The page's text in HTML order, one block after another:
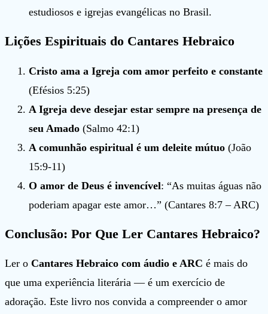
estudiosos e igrejas evangélicas no Brasil.
Lições Espirituais do Cantares Hebraico
Cristo ama a Igreja com amor perfeito e constante
(Efésios 5:25)
A Igreja deve desejar estar sempre na presença de
seu Amado (Salmo 42:1)
A comunhão espiritual é um deleite mútuo (João
15:9-11)
O amor de Deus é invencível: “As muitas águas não
poderiam apagar este amor…” (Cantares 8:7 – ARC)
Conclusão: Por Que Ler Cantares Hebraico?
Ler o Cantares Hebraico com áudio e ARC é mais do
que uma experiência literária — é um exercício de
adoração. Este livro nos convida a compreender o amor